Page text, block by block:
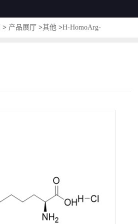
> 产品展厅 >其他 >H-HomoArg-